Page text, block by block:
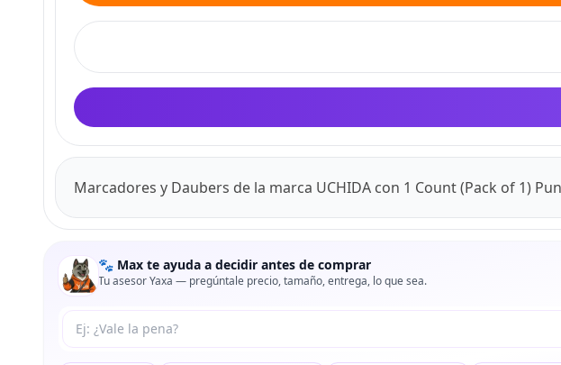
Marcadores y Daubers de la marca UCHIDA con 1 Count (Pack of 1)
🐾 Max te ayuda a decidir antes de comprar
Tu asesor Yaxa — pregúntale precio, tamaño, entrega, lo que sea.
Tu pregunta a Max